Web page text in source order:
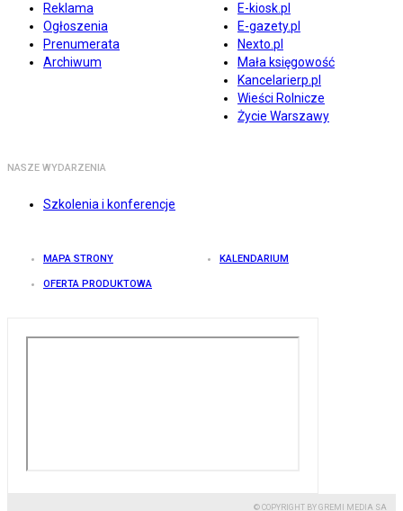
Reklama
Ogłoszenia
Prenumerata
Archiwum
E-kiosk.pl
E-gazety.pl
Nexto.pl
Mała księgowość
Kancelarierp.pl
Wieści Rolnicze
Życie Warszawy
NASZE WYDARZENIA
Szkolenia i konferencje
MAPA STRONY KALENDARIUM
OFERTA PRODUKTOWA
© COPYRIGHT BY GREMI MEDIA SA